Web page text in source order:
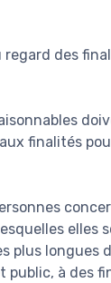
des
finalités
elles
plus longues
à des